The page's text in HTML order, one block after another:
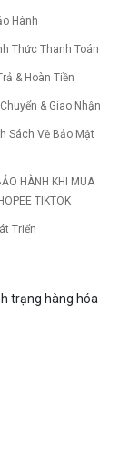
Hành
Thức Thanh Toán
& Hoàn Tiền
& Giao Nhận
Sách Về Bảo Mật
HÀNH KHI MUA
TIKTOK
Triển
trạng hàng hóa